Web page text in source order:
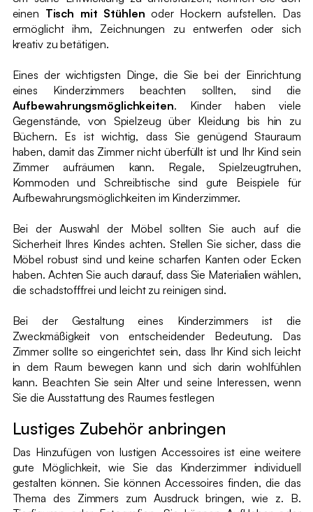
einen Tisch mit Stühlen oder Hockern aufstellen. Das
ermöglicht ihm, Zeichnungen zu entwerfen oder sich
kreativ zu betätigen.
Eines der wichtigsten Dinge, die Sie bei der Einrichtung
eines Kinderzimmers beachten sollten, sind die
Aufbewahrungsmöglichkeiten. Kinder haben viele
Gegenstände, von Spielzeug über Kleidung bis hin zu
Büchern. Es ist wichtig, dass Sie genügend Stauraum
haben, damit das Zimmer nicht überfüllt ist und Ihr Kind sein
Zimmer aufräumen kann. Regale, Spielzeugtruhen,
Kommoden und Schreibtische sind gute Beispiele für
Aufbewahrungsmöglichkeiten im Kinderzimmer.
Bei der Auswahl der Möbel sollten Sie auch auf die
Sicherheit Ihres Kindes achten. Stellen Sie sicher, dass die
Möbel robust sind und keine scharfen Kanten oder Ecken
haben. Achten Sie auch darauf, dass Sie Materialien wählen,
die schadstofffrei und leicht zu reinigen sind.
Bei der Gestaltung eines Kinderzimmers ist die
Zweckmäßigkeit von entscheidender Bedeutung. Das
Zimmer sollte so eingerichtet sein, dass Ihr Kind sich leicht
in dem Raum bewegen kann und sich darin wohlfühlen
kann. Beachten Sie sein Alter und seine Interessen, wenn
Sie die Ausstattung des Raumes festlegen
Lustiges Zubehör anbringen
Das Hinzufügen von lustigen Accessoires ist eine weitere
gute Möglichkeit, wie Sie das Kinderzimmer individuell
gestalten können. Sie können Accessoires finden, die das
Thema des Zimmers zum Ausdruck bringen, wie z. B.